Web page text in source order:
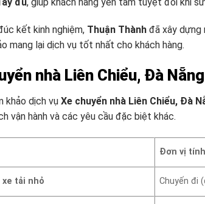
kết kinh nghiệm, Thuận Thành đã xây dựng
mang lại dịch vụ tốt nhất cho khách hàng.
nhà Liên Chiểu, Đà Nẵng
khảo dịch vụ Xe chuyển nhà Liên Chiểu, Đà
vận hành và các yêu cầu đặc biệt khác.
Đơn vị tính
xe tải nhỏ Chuyến đi